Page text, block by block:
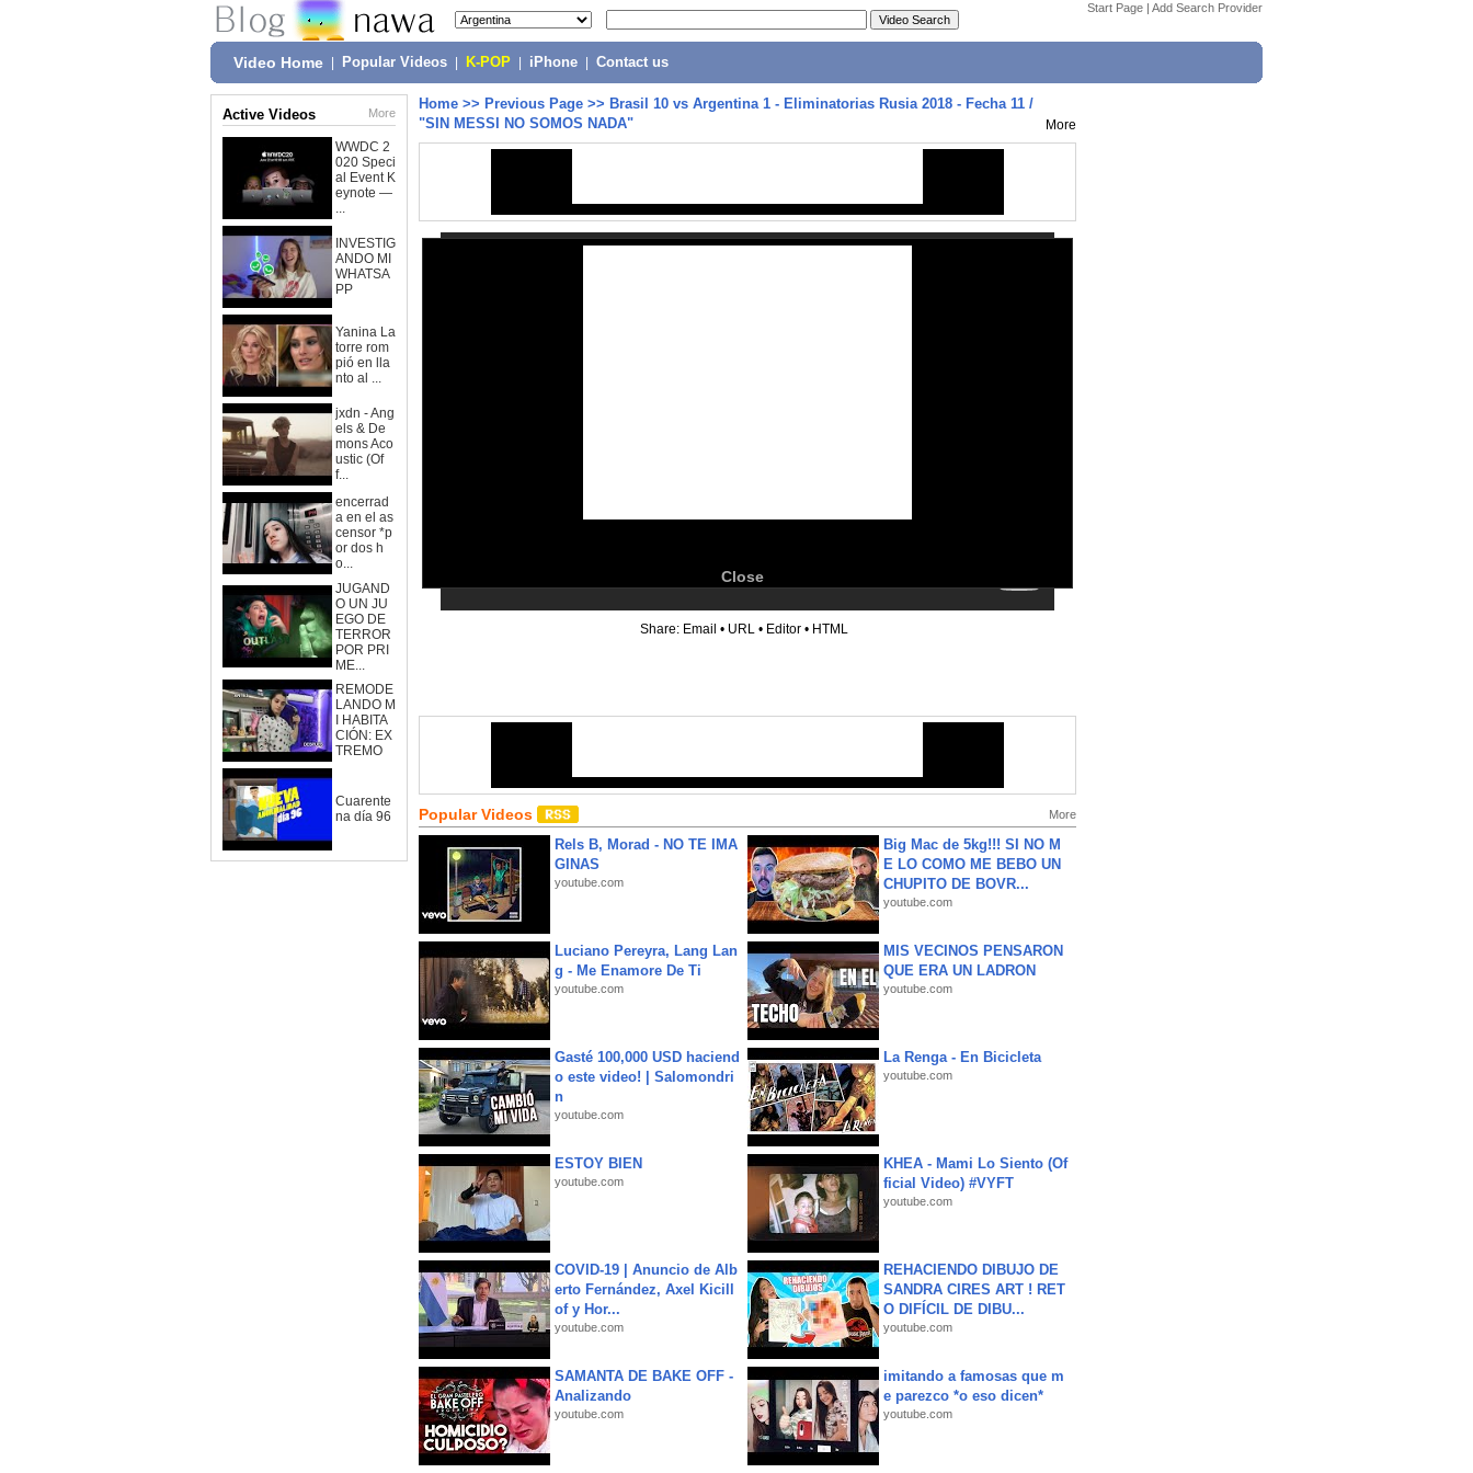
Start Page | Add Search Provider
Video Home Popular Videos K-POP iPhone Contact us
Active Videos More
WWDC 2
020 Speci
al Event K
eynote —
...
INVESTIG
ANDO MI
WHATSA
PP
Yanina La
torre rom
pió en lla
nto al ...
jxdn - Ang
els & De
mons Aco
ustic (Of
f...
encerrad
a en el as
censor *p
or dos h
o...
JUGAND
O UN JU
EGO DE
TERROR
POR PRI
ME...
REMODE
LANDO M
I HABITA
CIÓN: EX
TREMO
Cuarente
na día 96
Home >> Previous Page >> Brasil 10 vs Argentina 1 - Eliminatorias Rusia 2018 - Fecha 11 /
"SIN MESSI NO SOMOS NADA"
More
Close
Share: Email • URL • Editor • HTML
Popular Videos More
Rels B, Morad - NO TE IMA
GINAS
youtube.com
Big Mac de 5kg!!! SI NO M
E LO COMO ME BEBO UN
CHUPITO DE BOVR...
youtube.com
Luciano Pereyra, Lang Lan
g - Me Enamore De Ti
youtube.com
MIS VECINOS PENSARON
QUE ERA UN LADRON
youtube.com
Gasté 100,000 USD haciend
o este video! | Salomondri
n
youtube.com
La Renga - En Bicicleta
youtube.com
ESTOY BIEN
youtube.com
KHEA - Mami Lo Siento (Of
ficial Video) #VYFT
youtube.com
COVID-19 | Anuncio de Alb
erto Fernández, Axel Kicill
of y Hor...
youtube.com
REHACIENDO DIBUJO DE
SANDRA CIRES ART ! RET
O DIFÍCIL DE DIBU...
youtube.com
SAMANTA DE BAKE OFF -
Analizando
youtube.com
imitando a famosas que m
e parezco *o eso dicen*
youtube.com